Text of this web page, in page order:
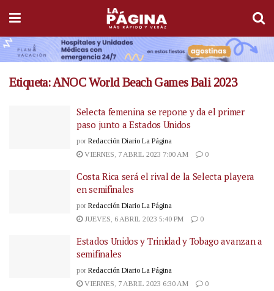
Etiqueta:ANOC World Beach Games Bali 2023
Selecta femenina se repone y da el primer
paso junto a Estados Unidos
por Redacción Diario La Página
VIERNES, 7 ABRIL 2023 7:00 AM
0
Costa Rica será el rival de la Selecta playera
en semifinales
por Redacción Diario La Página
JUEVES, 6 ABRIL 2023 5:40 PM
0
Estados Unidos y Trinidad y Tobago avanzan a
semifinales
por Redacción Diario La Página
VIERNES, 7 ABRIL 2023 6:30 AM
0